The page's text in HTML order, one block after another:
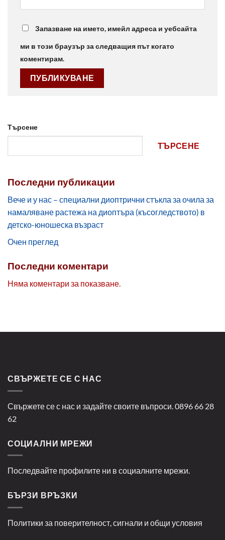
Запазване на името, имейл адреса и уебсайта
ми в този браузър за следващия път когато
коментирам.
Търсене
ТЪРСЕНЕ
Последни публикации
Вече и у нас – специални диоптрични стъкла за очила за
намаляване растежа на диоптъра (късогледството) в
детско-юношеска възраст
Очен преглед
Последни коментари
Няма коментари за показване.
СВЪРЖЕТЕ СЕ С НАС
Свържете се с нас и задайте своите въпроси. 0896 66 28
62
СОЦИАЛНИ МРЕЖИ
Последвайте профилите ни в социалните мрежи.
БЪРЗИ ВРЪЗКИ
Политики за поверителност, сигнали и общи условия